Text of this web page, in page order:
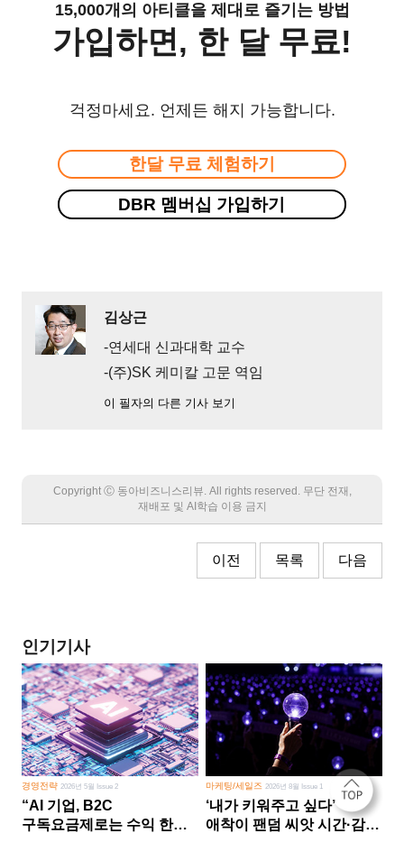
15,000개의 아티클을 제대로 즐기는 방법
가입하면, 한 달 무료!
걱정마세요. 언제든 해지 가능합니다.
한달 무료 체험하기
DBR 멤버십 가입하기
김상근
-연세대 신과대학 교수
-(주)SK 케미칼 고문 역임
이 필자의 다른 기사 보기
Copyright Ⓒ 동아비즈니스리뷰. All rights reserved. 무단 전재,
재배포 및 AI학습 이용 금지
이전 목록 다음
인기기사
경영전략 2026년 5월 Issue 2
“AI 기업, B2C
구독요금제로는 수익 한계
마케팅/세일즈 2026년 8월 Issue 1
‘내가 키워주고 싶다’
애착이 팬덤 씨앗 시간·감정